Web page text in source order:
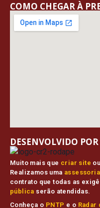
COMO CHEGAR À
Muito mais que criar site ou
Realizamos uma assessoria
contrato que todas as
pública serão atendidas.
Conheça o PNTP e o Radar
DESENVOLVIDO POR